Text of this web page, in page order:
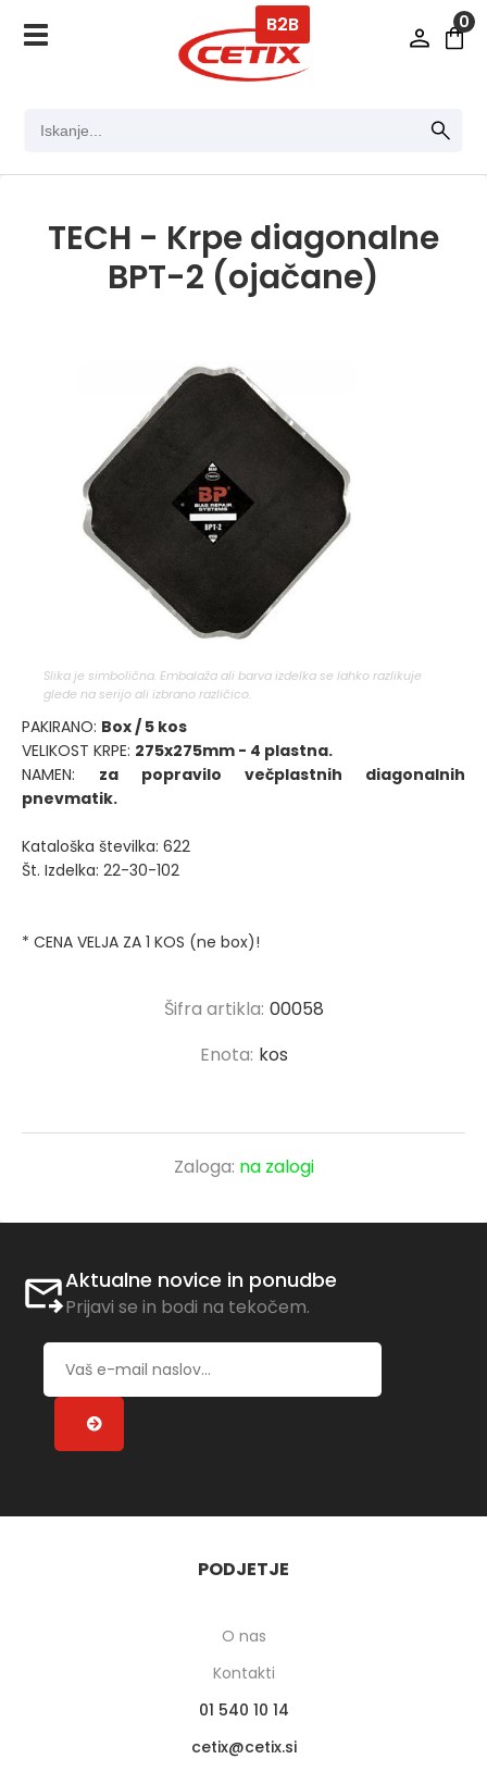
0
B2B
TECH - Krpe diagonalne
BPT-2 (ojačane)
Slika je simbolična. Embalaža ali barva izdelka se lahko razlikuje
glede na serijo ali izbrano različico.
PAKIRANO: Box / 5 kos
VELIKOST KRPE: 275x275mm - 4 plastna.
NAMEN: za popravilo večplastnih diagonalnih
pnevmatik.
Kataloška številka: 622
Št. Izdelka: 22-30-102
* CENA VELJA ZA 1 KOS (ne box)!
Šifra artikla: 00058
Enota: kos
Zaloga: na zalogi
Aktualne novice in ponudbe
Prijavi se in bodi na tekočem.
PODJETJE
O nas
Kontakti
01 540 10 14
cetix
cetix.si